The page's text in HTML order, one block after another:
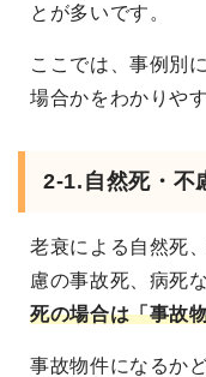
とが多いです。
ここでは、事例別
場合かをわかりや
2-1.自然死・不
老衰による自然死
慮の事故死、病死
死の場合は「事故
事故物件になるか